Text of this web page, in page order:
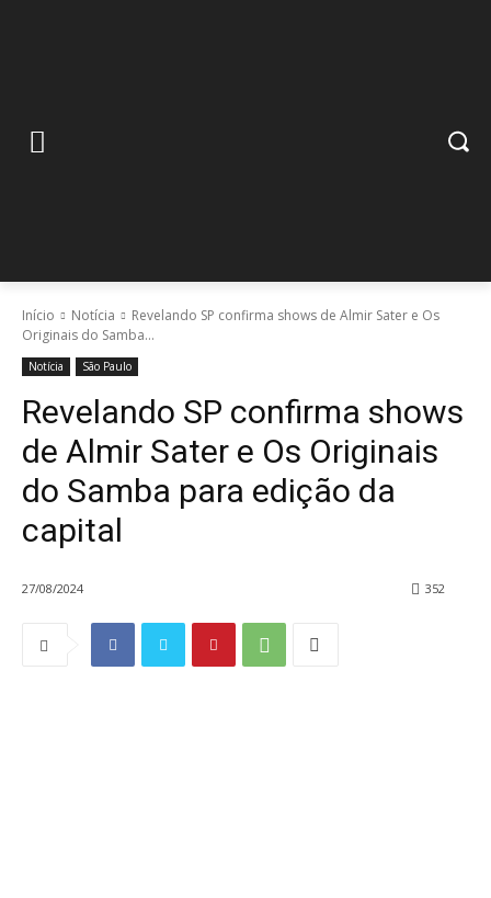
Início Notícia
Revelando SP confirma shows de Almir Sater e Os
Originais do Samba...
Notícia São Paulo
Revelando SP confirma shows
de Almir Sater e Os Originais
do Samba para edição da
capital
27/08/2024 352